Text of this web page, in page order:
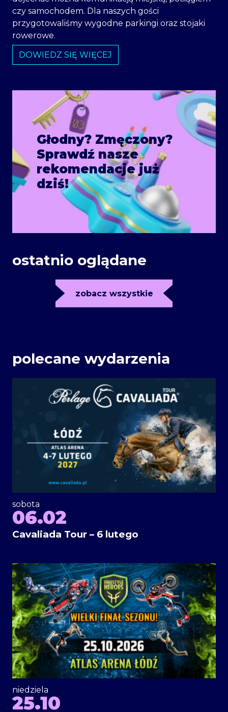
czy samochodem. Dla naszych gości
przygotowaliśmy wygodne parkingi oraz stojaki
rowerowe.
DOWIEDZ SIĘ WIĘCEJ
Głodny? Zmęczony?
Sprawdź nasze
rekomendacje już
dziś!
ostatnio oglądane
zobacz wszystkie
polecane wydarzenia
sobota
06.02
Cavaliada Tour – 6 lutego
niedziela
25.10